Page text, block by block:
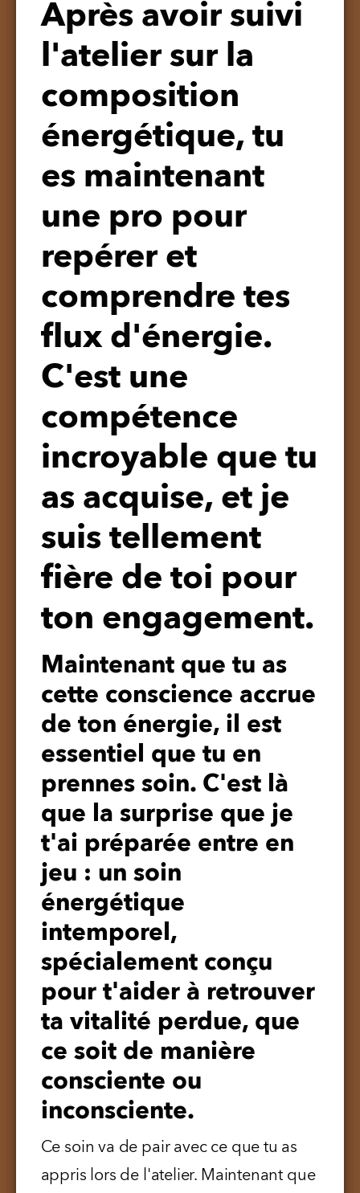
Après avoir suivi
l'atelier sur la
composition
énergétique, tu
es maintenant
une pro pour
repérer et
comprendre tes
flux d'énergie.
C'est une
compétence
incroyable que tu
as acquise, et je
suis tellement
fière de toi pour
ton engagement.
Maintenant que tu as
cette conscience accrue
de ton énergie, il est
essentiel que tu en
prennes soin. C'est là
que la surprise que je
t'ai préparée entre en
jeu : un soin
énergétique
intemporel,
spécialement conçu
pour t'aider à retrouver
ta vitalité perdue, que
ce soit de manière
consciente ou
inconsciente.
Ce soin va de pair avec ce que tu as
appris lors de l'atelier. Maintenant que